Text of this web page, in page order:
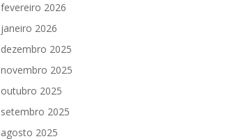
fevereiro 2026
janeiro 2026
dezembro 2025
novembro 2025
outubro 2025
setembro 2025
agosto 2025